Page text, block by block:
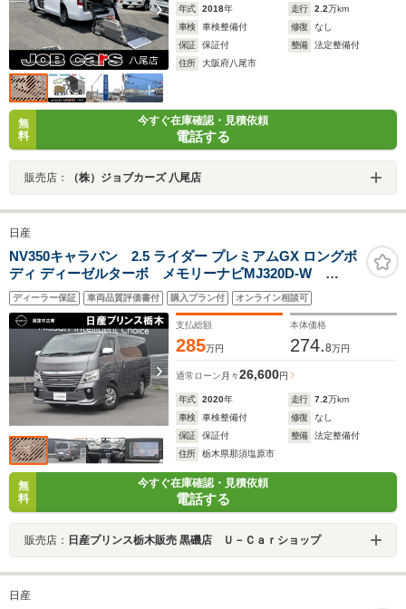
年式 2018年 走行 2.2万km
車検
車検整備付 修復
なし
保証
保証付 整備
法定整備付
住所
大阪府八尾市
無
料
今すぐ在庫確認・見積依頼
電話する
販売店： （株）ジョブカーズ 八尾店
日産
NV350キャラバン 2.5 ライダー プレミアムGX ロングボ
ディ ディーゼルターボ メモリーナビMJ320D-W
ETC2.0 ドラレコ前後 アラウンドビューモニター エ
マブレ オートライト
ディーラー保証 車両品質評価書付 購入プラン付 オンライン相談可
支払総額
285万円
本体価格
274.8万円
通常ローン 月々26,600円
年式 2020年 走行 7.2万km
車検
車検整備付 修復
なし
保証
保証付 整備
法定整備付
住所
栃木県那須塩原市
無
料
今すぐ在庫確認・見積依頼
電話する
販売店： 日産プリンス栃木販売 黒磯店 Ｕ－Ｃａｒショップ
日産